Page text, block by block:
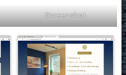
Screenshot